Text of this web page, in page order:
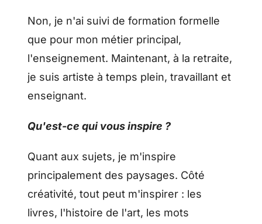
Non, je n'ai suivi de formation formelle
que pour mon métier principal,
l'enseignement. Maintenant, à la retraite,
je suis artiste à temps plein, travaillant et
enseignant.
Qu'est-ce qui vous inspire ?
Quant aux sujets, je m'inspire
principalement des paysages. Côté
créativité, tout peut m'inspirer : les
livres, l'histoire de l'art, les mots